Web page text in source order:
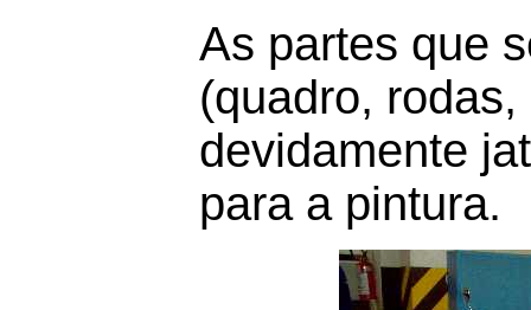
As partes que
(quadro,
devidamente
para a pintura.